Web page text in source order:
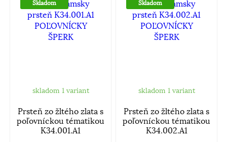
Skladom
skladom 1 variant
Prsteň zo žltého zlata s
poľovníckou tématikou
K34.001.A1
Skladom
skladom 1 variant
Prsteň zo žltého zlata s
poľovníckou tématikou
K34.002.A1